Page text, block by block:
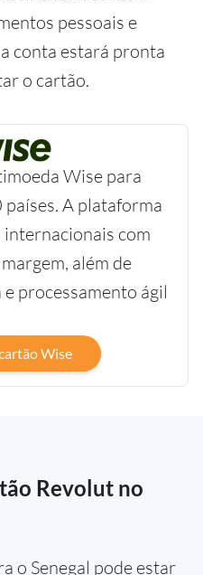
pessoais e
conta estará pronta
o cartão.
Wise para
A plataforma
com
além de
processamento ágil
Wise
Revolut no
o Senegal pode estar